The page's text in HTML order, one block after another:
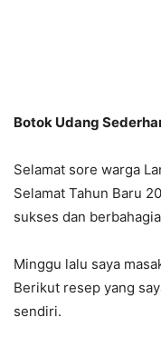
Botok Udang
Selamat sore warga
Selamat Tahun Baru
sukses dan
Minggu lalu saya
Berikut resep yang
sendiri.